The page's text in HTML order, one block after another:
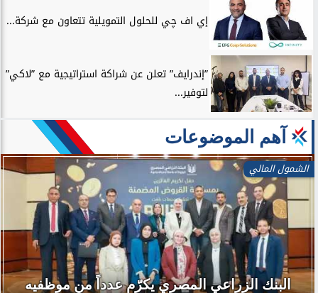
إي اف چي للحلول التمويلية تتعاون مع شركة...
”إندرايف” تعلن عن شراكة استراتيجية مع ”لاكي”
لتوفير...
آهم الموضوعات
الشمول المالي
البنك الزراعي المصري يكرّم عدداً من موظفيه